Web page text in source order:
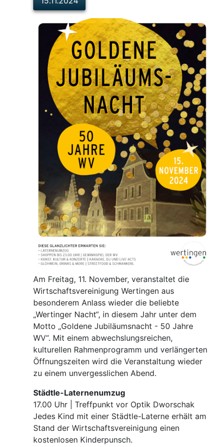
Am Freitag, 11. November, veranstaltet die
Wirtschaftsvereinigung Wertingen aus
besonderem Anlass wieder die beliebte
„Wertinger Nacht“, in diesem Jahr unter dem
Motto „Goldene Jubiläumsnacht - 50 Jahre
WV“. Mit einem abwechslungsreichen,
kulturellen Rahmenprogramm und verlängerten
Öffnungszeiten wird die Veranstaltung wieder
zu einem unvergesslichen Abend.
Städtle-Laternenumzug
17.00 Uhr | Treffpunkt vor Optik Dworschak
Jedes Kind mit einer Städtle-Laterne erhält am
Stand der Wirtschaftsvereinigung einen
kostenlosen Kinderpunsch.